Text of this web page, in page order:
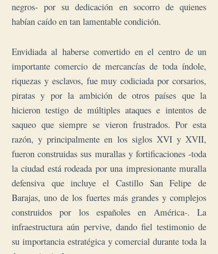
negros- por su dedicación en socorro de quienes
habían caído en tan lamentable condición.
Envidiada al haberse convertido en el centro de un
importante comercio de mercancías de toda índole,
riquezas y esclavos, fue muy codiciada por corsarios,
piratas y por la ambición de otros países que la
hicieron testigo de múltiples ataques e intentos de
saqueo que siempre se vieron frustrados. Por esta
razón, y principalmente en los siglos XVI y XVII,
fueron construidas sus murallas y fortificaciones -toda
la ciudad está rodeada por una impresionante muralla
defensiva que incluye el Castillo San Felipe de
Barajas, uno de los fuertes más grandes y complejos
construidos por los españoles en América-. La
infraestructura aún pervive, dando fiel testimonio de
su importancia estratégica y comercial durante toda la